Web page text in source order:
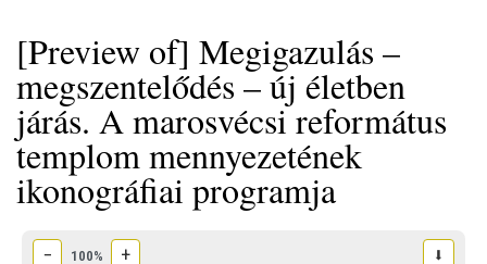
[Preview of] Megigazulás –
megszentelődés – új életben
járás. A marosvécsi református
templom mennyezetének
ikonográfiai programja
− 100% + ⬇